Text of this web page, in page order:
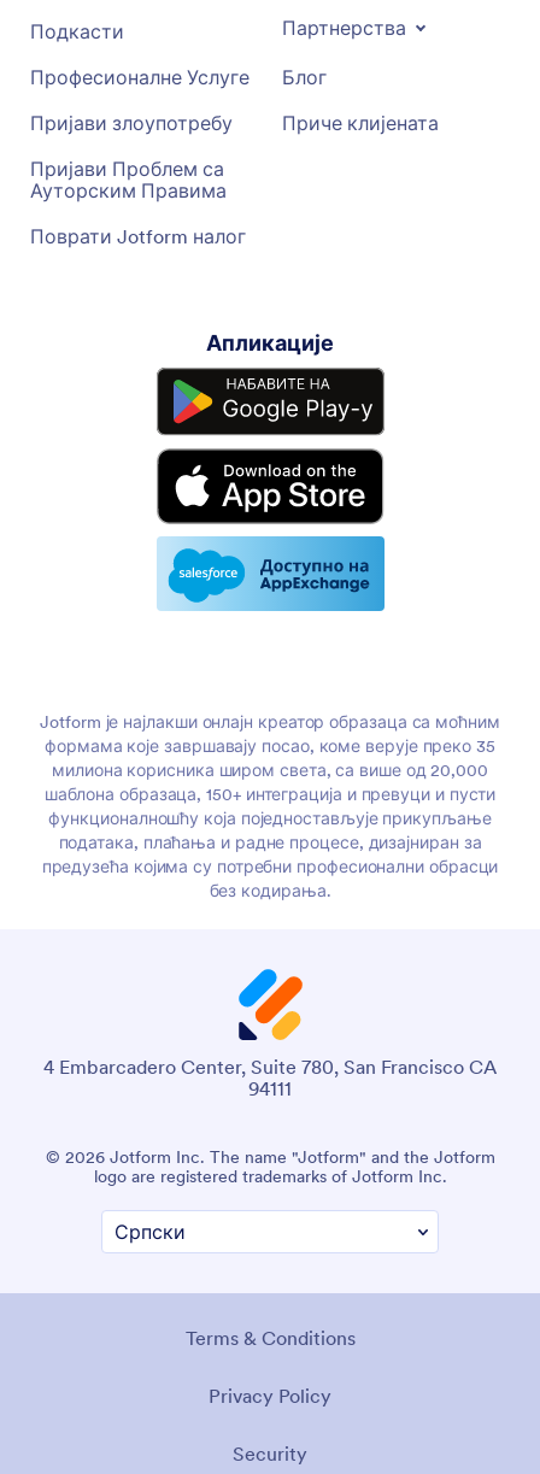
Подкасти
Професионалне Услуге
Пријави злоупотребу
Пријави Проблем са
Ауторским Правима
Поврати Jotform налог
Партнерства
Блог
Приче клијената
Апликације
Jotform је најлакши онлајн креатор образаца са моћним
формама које завршавају посао, коме верује преко 35
милиона корисника широм света, са више од 20,000
шаблона образаца, 150+ интеграција и превуци и пусти
функционалношћу која поједностављује прикупљање
података, плаћања и радне процесе, дизајниран за
предузећа којима су потребни професионални обрасци
без кодирања.
4 Embarcadero Center, Suite 780, San Francisco CA
94111
© 2026 Jotform Inc. Име „Jotform“ и Jotform лого су
регистровани заштитни знаци компаније Jotform Inc.
Услови коришћења
Политика Приватности
Сигурност